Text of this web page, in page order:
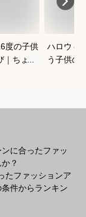
度の子供
ちょう
ハロウィ
う子供の
に合ったファッ
？
たファッションア
件からランキン